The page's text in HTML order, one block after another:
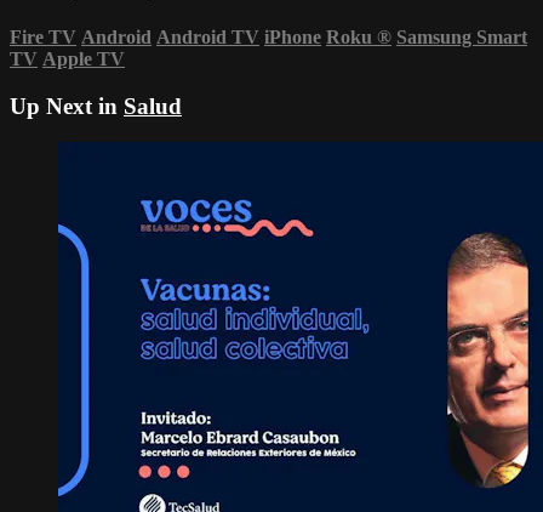
Fire TV Android Android TV iPhone Roku ® Samsung Smart
TV Apple TV
Up Next in Salud